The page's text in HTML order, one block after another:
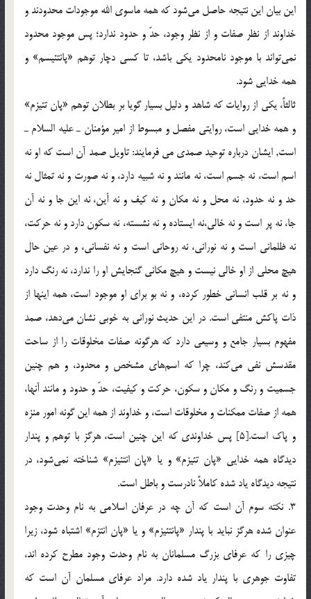
اين بيان اين نتيجه حاصل مي‌شود كه همه ماسوي الله موجودات محدودند و
خداوند از نظر صفات و از نظر وجود، حدّ و حدود ندارد؛ پس موجود محدود
نمي‌تواند با موجود نامحدود يكي باشد، تا كسي دچار توهم «پانتئيسم» و
همه خدايي شود.
ثالثاً، يكي از روايات كه شاهد و دليل بسيار گويا بر بطلان توهم «پان تئيزم»
و همه خدايي است، روايتي مفصل و مبسوط از امير مؤمنان ـ عليه السلام ـ
است, ايشان درباره توحيد صمدي مي فرمايند: تاويل صمد آن است كه او نه
اسم است، نه جسم است، نه مانند و نه شبيه دارد، و نه صورت و نه تمثال نه
حد و نه حدود، نه محل و نه مكان و نه كيف و نه أين، نه اين جا و نه آن
جا، نه پر است و نه خالي،‌نه ايستاده و نه نشسته، نه سكون دارد و نه حركت،
نه ظلماني است و نه نوراني، نه روحاني است و نه نفساني، و در عين حال
هيچ محلي از او خالي نيست و هيچ مكاني گنجايش او را ندارد، نه رنگ دارد
و نه بر قلب انساني خطور كرده، و نه بو براي او موجود است، همه اينها از
ذات پاكش منتفي است. در اين حديث نوراني به خوبي نشان مي‌دهد، صمد
مفهوم بسيار جامع و وسيعي دارد كه هرگونه صفات مخلوقات را از ساحت
مقدسش نفي مي‌كند، چرا كه اسم‌هاي مشخص و محدود، و هم چنين
جسميت و رنگ و مكان و سكون، حركت و كيفيت، حدّ و حدود و مانند آنها،
همه از صفات ممكنات و مخلوقات است، و خداوند از همه اين گونه امور منزه
و پاك است.[5] پس خداوندي كه اين چنين است، هرگز با توهم و پندار
ديدگاه همه خدايي «پان تئيزم» و يا «پان انتئيزم» شناخته نمي‌شود، در
نتيجه ديدگاه ياد شده كاملاً نادرست و باطل است.
3. نكته سوم آن است كه آن چه در عرفان اسلامي به نام وحدت وجود
عنوان شده هرگز نبايد با پندار «پانتئيزم» و يا «پان انتزم» اشتباه شود، زيرا
چيزي را كه عرفاي بزرگ مسلمانان به نام وحدت وجود مطرح كرده اند،
تفاوت جوهري با پندار ياد شده دارد. مراد عرفاي مسلمان آن است كه